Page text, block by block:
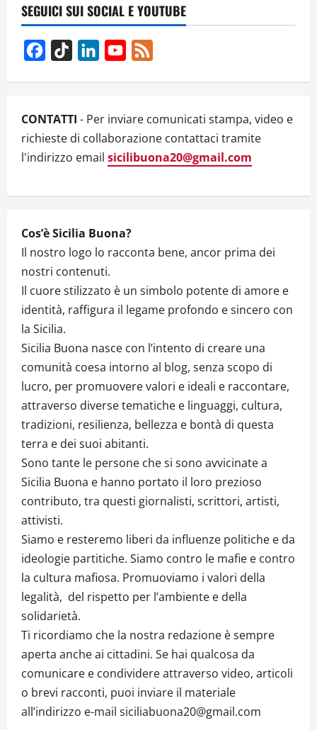
i
g
a
t
i
n
SEGUICI SUI SOCIAL E YOUTUBE
Facebook
TikTok LinkedInYouTube
CONTATTI - Per inviare comunicati stampa, video e
richieste di collaborazione contattaci tramite
l'indirizzo email sicilibuona20@gmail.com
Cos’è Sicilia Buona?
Il nostro logo lo racconta bene, ancor prima dei
nostri contenuti.
Il cuore stilizzato è un simbolo potente di amore e
identità, raffigura il legame profondo e sincero con
la Sicilia.
Sicilia Buona nasce con l’intento di creare una
comunità coesa intorno al blog, senza scopo di
lucro, per promuovere valori e ideali e raccontare,
attraverso diverse tematiche e linguaggi, cultura,
tradizioni, resilienza, bellezza e bontà di questa
terra e dei suoi abitanti.
Sono tante le persone che si sono avvicinate a
Sicilia Buona e hanno portato il loro prezioso
contributo, tra questi giornalisti, scrittori, artisti,
attivisti.
Siamo e resteremo liberi da influenze politiche e da
ideologie partitiche. Siamo contro le mafie e contro
la cultura mafiosa. Promuoviamo i valori della
legalità, del rispetto per l’ambiente e della
solidarietà.
Ti ricordiamo che la nostra redazione è sempre
aperta anche ai cittadini. Se hai qualcosa da
comunicare e condividere attraverso video, articoli
o brevi racconti, puoi inviare il materiale
all’indirizzo e-mail siciliabuona20@gmail.com